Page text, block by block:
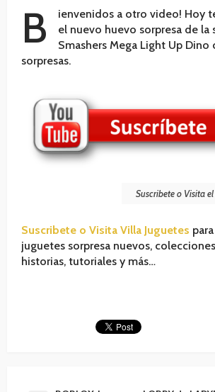
B
ienvenidos a otro video! Hoy
el nuevo huevo sorpresa de la
Smashers Mega Light Up Dino
sorpresas.
Suscribete o Visita
Suscribete o Visita Villa Juguetes
juguetes sorpresa nuevos,
historias, tutoriales y más…